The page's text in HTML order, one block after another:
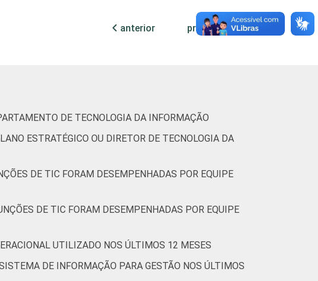
anterior próxima
DE TECNOLOGIA DA INFORMAÇÃO
ESTRATÉGICO OU DIRETOR DE TECNOLOGIA DA
DE TIC FORAM DESEMPENHADAS POR EQUIPE
DE TIC FORAM DESEMPENHADAS POR EQUIPE
UTILIZADO NOS ÚLTIMOS 12 MESES
DE INFORMAÇÃO PARA GESTÃO NOS ÚLTIMOS